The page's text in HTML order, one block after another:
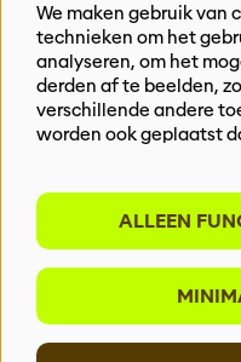
BLIJF
Meld je aan
We maken gebruik van
technieken om het
analyseren, om het
derden af te beelden,
verschillende andere
worden ook geplaatst
ALLEEN